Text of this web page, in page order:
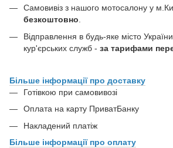
Самовивіз з нашого мотосалону у
безкоштовно
Відправлення в будь-яке місто
кур'єрських служб - за тарифами
Більше інформації про доставку
Готівкою при самовивозі
Оплата на карту ПриватБанку
Накладений платіж
Більше інформації про оплату